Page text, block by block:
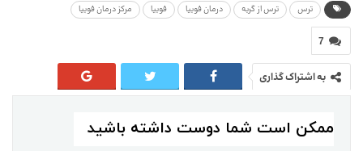
ترس ترس از گربه درمان فوبیا فوبیا مرکز درمان فوبیا
7
به اشتراک گذاری
ممکن است شما دوست داشته باشید